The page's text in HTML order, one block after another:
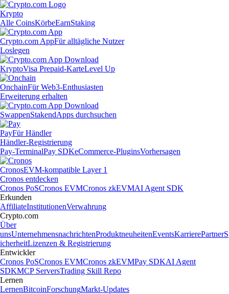
Krypto
Alle CoinsKörbeEarnStaking
Crypto.com AppFür alltägliche Nutzer
Loslegen
KryptoVisa Prepaid-KarteLevel Up
OnchainFür Web3-Enthusiasten
Erweiterung erhalten
SwappenStakendApps durchsuchen
PayFür Händler
Händler-Registrierung
Pay-TerminalPay SDKeCommerce-PluginsVorhersagen
CronosEVM-kompatible Layer 1
Cronos entdecken
Cronos PoSCronos EVMCronos zkEVMAI Agent SDK
Erkunden
AffiliateInstitutionenVerwahrung
Crypto.com
Über
unsUnternehmensnachrichtenProduktneuheitenEventsKarrierePartnerS
icherheitLizenzen & Registrierung
Entwickler
Cronos PoSCronos EVMCronos zkEVMPay SDKAI Agent
SDKMCP ServersTrading Skill Repo
Lernen
LernenBitcoinForschungMarkt-Updates